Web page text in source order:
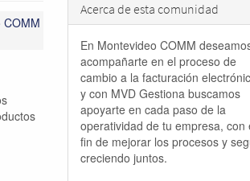
Acerca de esta comunidad
En Montevideo COMM
acompañarte en el proceso de
cambio a la facturación
y con MVD Gestiona buscamos
apoyarte en cada paso de la
operatividad de tu empresa, con
fin de mejorar los procesos y
creciendo juntos.